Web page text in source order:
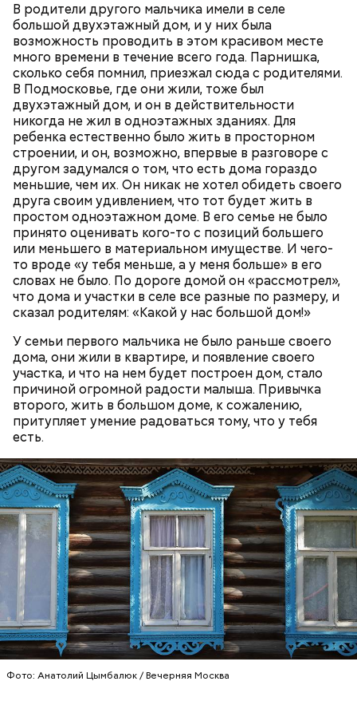
В родители другого мальчика имели в селе
большой двухэтажный дом, и у них была
возможность проводить в этом красивом месте
много времени в течение всего года. Парнишка,
сколько себя помнил, приезжал сюда с родителями.
В Подмосковье, где они жили, тоже был
двухэтажный дом, и он в действительности
никогда не жил в одноэтажных зданиях. Для
ребенка естественно было жить в просторном
строении, и он, возможно, впервые в разговоре с
другом задумался о том, что есть дома гораздо
меньшие, чем их. Он никак не хотел обидеть своего
друга своим удивлением, что тот будет жить в
простом одноэтажном доме. В его семье не было
принято оценивать кого-то с позиций большего
или меньшего в материальном имуществе. И чего-
то вроде «у тебя меньше, а у меня больше» в его
словах не было. По дороге домой он «рассмотрел»,
что дома и участки в селе все разные по размеру, и
сказал родителям: «Какой у нас большой дом!»
У семьи первого мальчика не было раньше своего
дома, они жили в квартире, и появление своего
участка, и что на нем будет построен дом, стало
причиной огромной радости малыша. Привычка
второго, жить в большом доме, к сожалению,
притупляет умение радоваться тому, что у тебя
есть.
Фото: Анатолий Цымбалюк / Вечерняя Москва
При выборе дыни эксперт посоветовала
ориентироваться на запах:
— Она должна приятно пахнуть. Если дыня не
пахнет, значит, ее созревание ускорили или
сорвали недозревшей. Она может быть мягкой, но
будет безвкусной.